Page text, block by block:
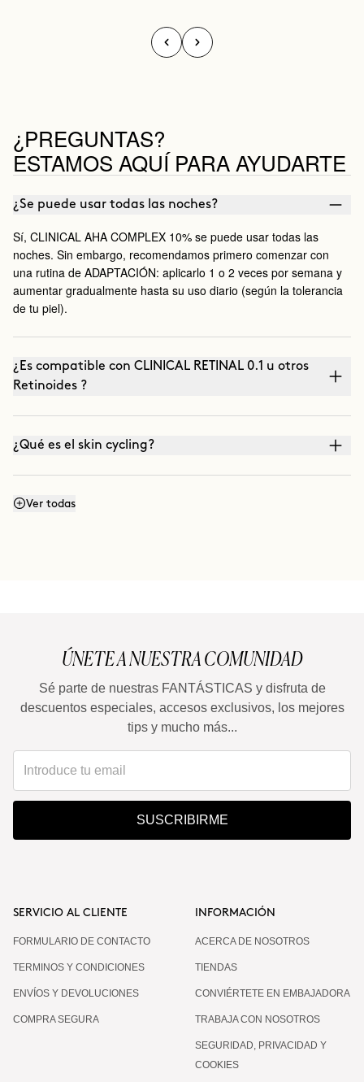
¿PREGUNTAS?
ESTAMOS AQUÍ PARA AYUDARTE
¿Se puede usar todas las noches?
Sí, CLINICAL AHA COMPLEX 10% se puede usar todas las
noches. Sin embargo, recomendamos primero comenzar con
una rutina de ADAPTACIÓN: aplicarlo 1 o 2 veces por semana y
aumentar gradualmente hasta su uso diario (según la tolerancia
de tu piel).
¿Es compatible con CLINICAL RETINAL 0.1 u otros
Retinoides ?
¿Qué es el skin cycling?
¿Es compatible con el uso de VITAMINA C?
¿Cuál es la pauta de adaptación?
¿Puedo utilizarlo en verano?
Ver todas
ÚNETE A NUESTRA COMUNIDAD
Sé parte de nuestras FANTÁSTICAS y disfruta de
descuentos especiales, accesos exclusivos, los mejores
tips y mucho más...
SUSCRIBIRME
SERVICIO AL CLIENTE
FORMULARIO DE CONTACTO
TERMINOS Y CONDICIONES
ENVÍOS Y DEVOLUCIONES
COMPRA SEGURA
INFORMACIÓN
ACERCA DE NOSOTROS
TIENDAS
CONVIÉRTETE EN EMBAJADORA
TRABAJA CON NOSOTROS
SEGURIDAD, PRIVACIDAD Y
COOKIES